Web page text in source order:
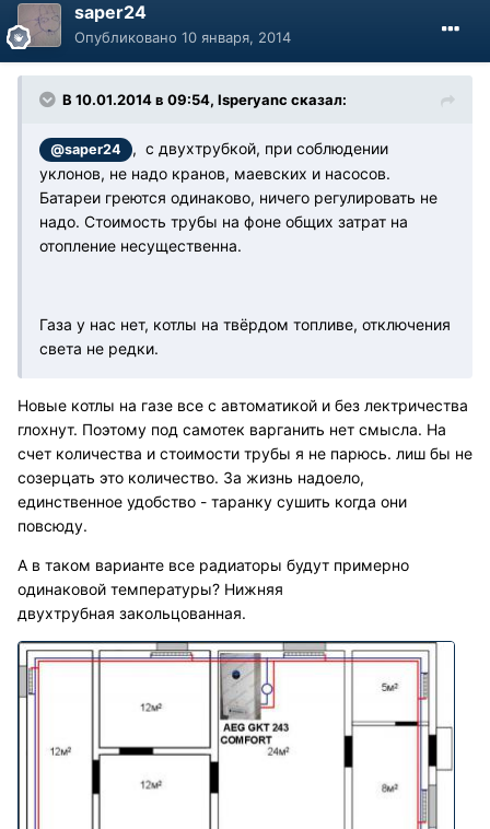
saper24
Опубликовано 10 января, 2014
В 10.01.2014 в 09:54, Isperyanc сказал:
@saper24
, с двухтрубкой, при соблюдении
уклонов, не надо кранов, маевских и насосов.
Батареи греются одинаково, ничего регулировать не
надо. Стоимость трубы на фоне общих затрат на
отопление несущественна.
Газа у нас нет, котлы на твёрдом топливе, отключения
света не редки.
Новые котлы на газе все с автоматикой и без лектричества
глохнут. Поэтому под самотек варганить нет смысла. На
счет количества и стоимости трубы я не парюсь. лиш бы не
созерцать это количество. За жизнь надоело,
единственное удобство - таранку сушить когда они
повсюду.
А в таком варианте все радиаторы будут примерно
одинаковой температуры? Нижняя
двухтрубная закольцованная.